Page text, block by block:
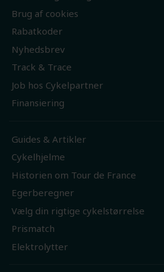
Brug af cookies
Rabatkoder
Nyhedsbrev
Track & Trace
Job hos Cykelpartner
Finansiering
Guides & Artikler
Cykelhjelme
Historien om Tour de France
Egerberegner
Vælg din rigtige cykelstørrelse
Prismatch
Elektrolytter